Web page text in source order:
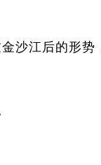
江后的形势